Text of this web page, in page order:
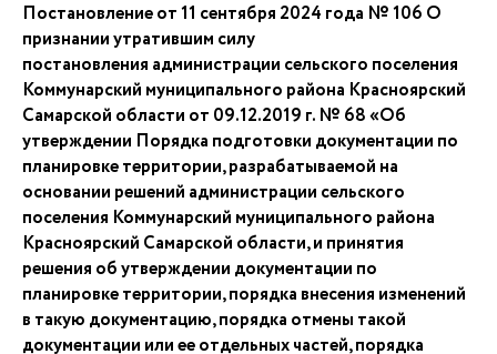
Постановление от 11 сентября 2024 года № 106 О
признании утратившим силу
постановления администрации сельского поселения
Коммунарский муниципального района Красноярский
Самарской области от 09.12.2019 г. № 68 «Об
утверждении Порядка подготовки документации по
планировке территории, разрабатываемой на
основании решений администрации сельского
поселения Коммунарский муниципального района
Красноярский Самарской области, и принятия
решения об утверждении документации по
планировке территории, порядка внесения изменений
в такую документацию, порядка отмены такой
документации или ее отдельных частей, порядка